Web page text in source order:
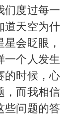
们度过每一
道天空为什
会眨眼，
一个人发生
的时候，心
，而我相信
些问题的答